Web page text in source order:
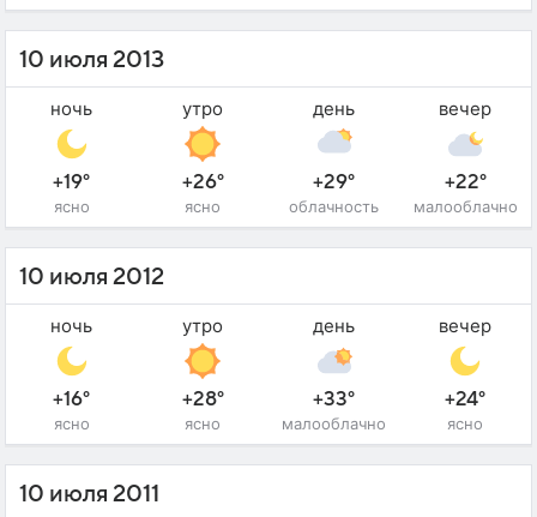
10 июля 2013
ночь
+19°
ясно
утро
+26°
ясно
день
+29°
облачность
вечер
+22°
малооблачно
10 июля 2012
ночь
+16°
ясно
утро
+28°
ясно
день
+33°
малооблачно
вечер
+24°
ясно
10 июля 2011